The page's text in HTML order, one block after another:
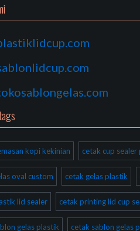
kopi kekinian cetak cup
oval custom cetak gelas plastik
lid sealer cetak printing lid cup
gelas plastik cetak sablon gelas